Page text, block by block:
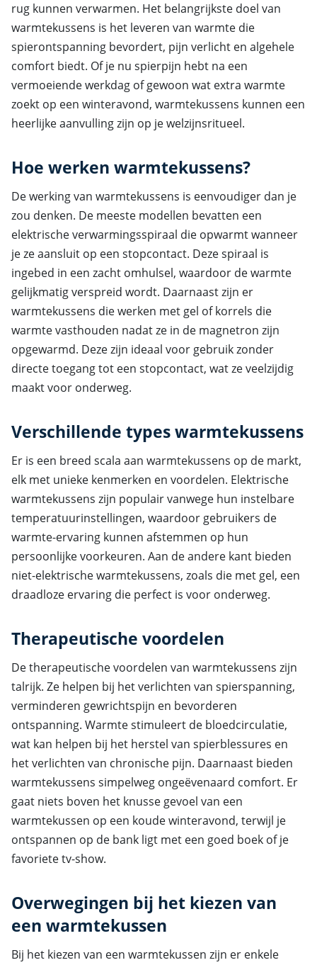
rug kunnen verwarmen. Het belangrijkste doel van
warmtekussens is het leveren van warmte die
spierontspanning bevordert, pijn verlicht en algehele
comfort biedt. Of je nu spierpijn hebt na een
vermoeiende werkdag of gewoon wat extra warmte
zoekt op een winteravond, warmtekussens kunnen een
heerlijke aanvulling zijn op je welzijnsritueel.
Hoe werken warmtekussens?
De werking van warmtekussens is eenvoudiger dan je
zou denken. De meeste modellen bevatten een
elektrische verwarmingsspiraal die opwarmt wanneer
je ze aansluit op een stopcontact. Deze spiraal is
ingebed in een zacht omhulsel, waardoor de warmte
gelijkmatig verspreid wordt. Daarnaast zijn er
warmtekussens die werken met gel of korrels die
warmte vasthouden nadat ze in de magnetron zijn
opgewarmd. Deze zijn ideaal voor gebruik zonder
directe toegang tot een stopcontact, wat ze veelzijdig
maakt voor onderweg.
Verschillende types warmtekussens
Er is een breed scala aan warmtekussens op de markt,
elk met unieke kenmerken en voordelen. Elektrische
warmtekussens zijn populair vanwege hun instelbare
temperatuurinstellingen, waardoor gebruikers de
warmte-ervaring kunnen afstemmen op hun
persoonlijke voorkeuren. Aan de andere kant bieden
niet-elektrische warmtekussens, zoals die met gel, een
draadloze ervaring die perfect is voor onderweg.
Therapeutische voordelen
De therapeutische voordelen van warmtekussens zijn
talrijk. Ze helpen bij het verlichten van spierspanning,
verminderen gewrichtspijn en bevorderen
ontspanning. Warmte stimuleert de bloedcirculatie,
wat kan helpen bij het herstel van spierblessures en
het verlichten van chronische pijn. Daarnaast bieden
warmtekussens simpelweg ongeëvenaard comfort. Er
gaat niets boven het knusse gevoel van een
warmtekussen op een koude winteravond, terwijl je
ontspannen op de bank ligt met een goed boek of je
favoriete tv-show.
Overwegingen bij het kiezen van
een warmtekussen
Bij het kiezen van een warmtekussen zijn er enkele